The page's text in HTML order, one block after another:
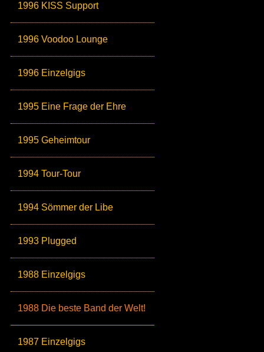
1996 KISS Support
1996 Voodoo Lounge
1996 Einzelgigs
1995 Eine Frage der Ehre
1995 Geheimtour
1994 Tour-Tour
1994 Sömmer der Libe
1993 Plugged
1988 Einzelgigs
1988 Die beste Band der Welt!
1987 Einzelgigs